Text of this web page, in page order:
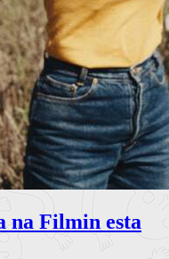
na Filmin esta